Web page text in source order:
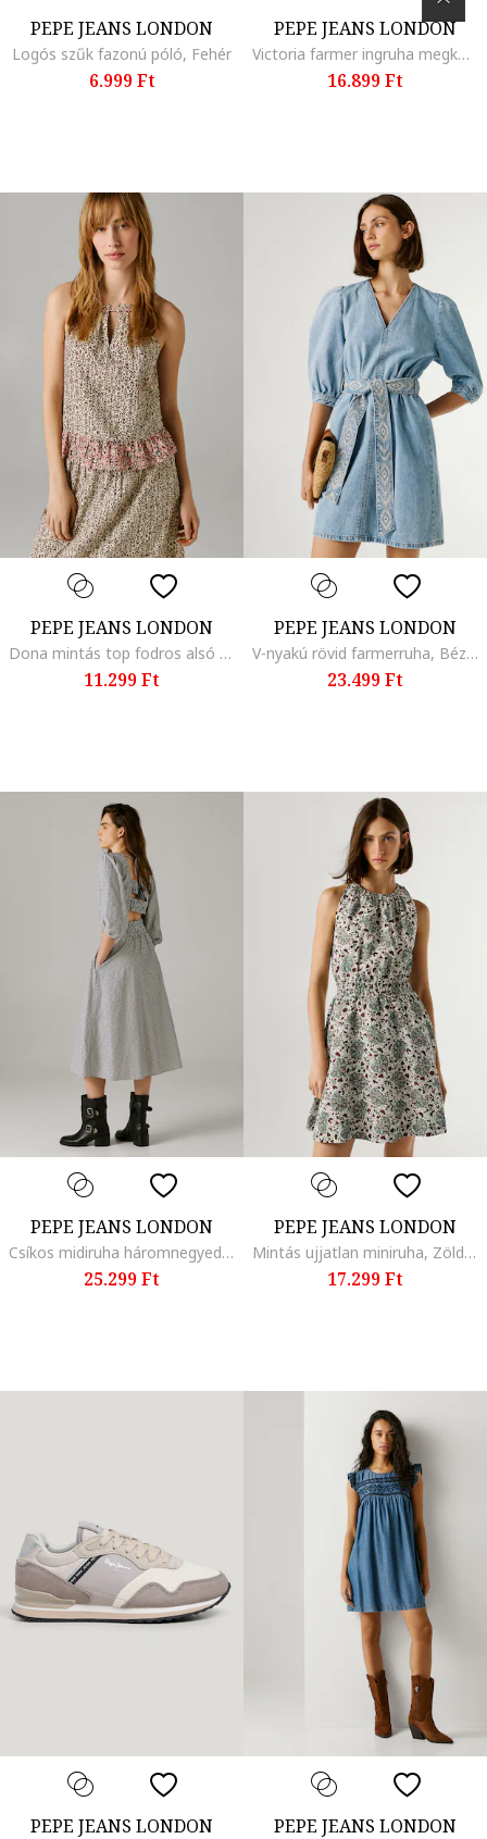
PEPE JEANS LONDON
Logós szűk fazonú póló, Fehér
6.999 Ft
PEPE JEANS LONDON
Victoria farmer ingruha megkötővel a derékrészen, Kék
16.899 Ft
PEPE JEANS LONDON
Dona mintás top fodros alsó szegéllyel, Barna/Bézs
11.299 Ft
PEPE JEANS LONDON
V-nyakú rövid farmerruha, Bézs/Melange világoskék
23.499 Ft
PEPE JEANS LONDON
Csíkos midiruha háromnegyedes ujjakkal, Fehér/Tengerészkék
25.299 Ft
PEPE JEANS LONDON
Mintás ujjatlan miniruha, Zöld/Konyakbarna
17.299 Ft
PEPE JEANS LONDON PEPE JEANS LONDON